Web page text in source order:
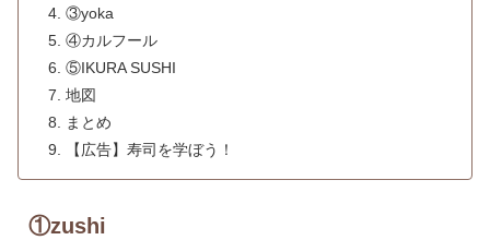
③yoka
④カルフール
⑤IKURA SUSHI
地図
まとめ
【広告】寿司を学ぼう！
①zushi